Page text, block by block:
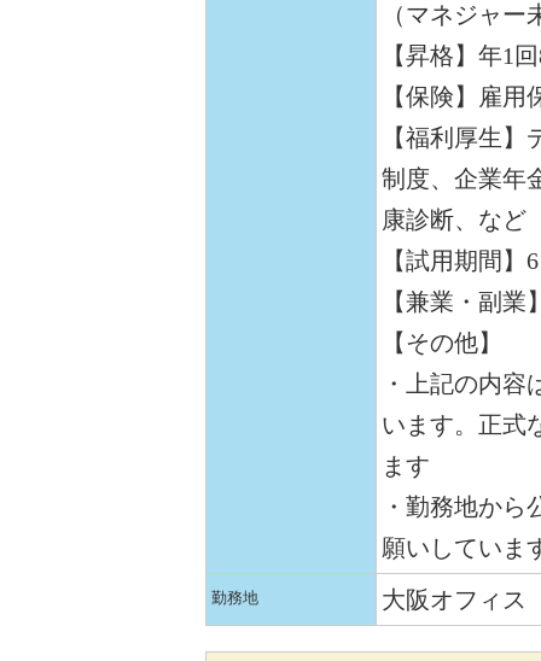
（マネジャ
【昇格】年1
【保険】雇
【福利厚生
制度、企業年
康診断、など
【試用期間】
【兼業・副業
【その他】
・上記の内
います。正式
ます
・勤務地から
願いしていま
勤務地 大阪オフィス